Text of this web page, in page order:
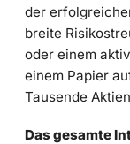
der
breite
oder einem
einem Papier
Tausende
Das gesamte